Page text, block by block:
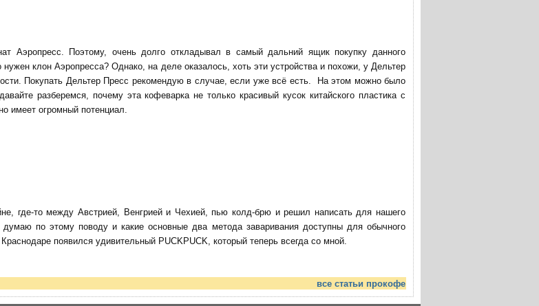
Аэропресс. Поэтому, очень долго откладывал в самый дальний ящик покупку данного
нужен клон Аэропресса? Однако, на деле оказалось, хоть эти устройства и похожи, у Дельтер
Покупать Дельтер Пресс рекомендую в случае, если уже всё есть. На этом можно было
разберемся, почему эта кофеварка не только красивый кусок китайского пластика с
имеет огромный потенциал.
где-то между Австрией, Венгрией и Чехией, пью колд-брю и решил написать для нашего
думаю по этому поводу и какие основные два метода заваривания доступны для обычного
появился удивительный PUCKPUCK, который теперь всегда со мной.
все статьи прокофе